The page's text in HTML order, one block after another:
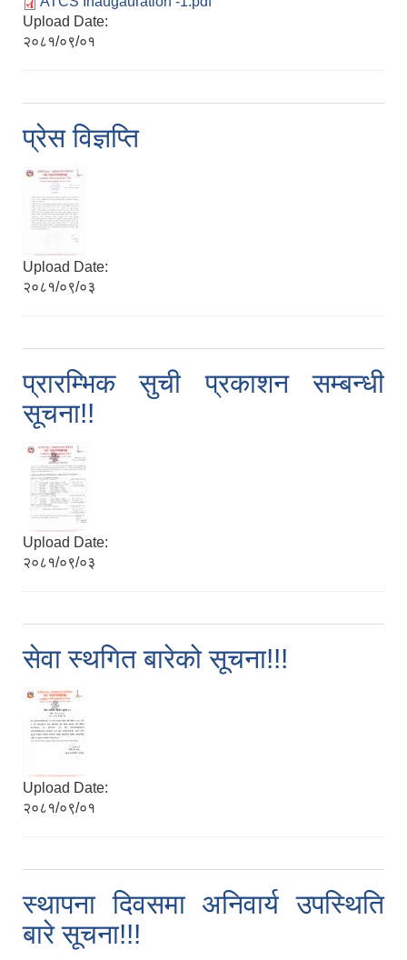
Upload Date:
२०८१/०९/०१
प्रेस विज्ञप्ति
Upload Date:
२०८१/०९/०३
प्रारम्भिक सुची प्रकाशन सम्बन्धी
सूचना!!
Upload Date:
२०८१/०९/०३
सेवा स्थगित बारेको सूचना!!!
Upload Date:
२०८१/०९/०१
स्थापना दिवसमा अनिवार्य उपस्थिति
बारे सूचना!!!